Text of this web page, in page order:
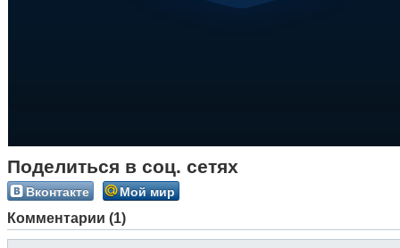
Поделиться в соц. сетях
Вконтакте Мой мир
Комментарии (1)